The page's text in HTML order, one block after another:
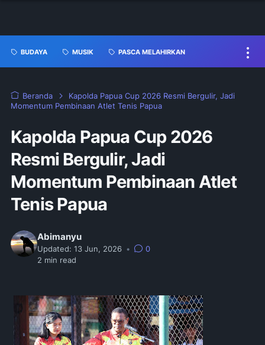
BUDAYA MUSIK PASCA MELAHIRKAN
Beranda
Kapolda Papua Cup 2026 Resmi Bergulir, Jadi
Momentum Pembinaan Atlet Tenis Papua
Kapolda Papua Cup 2026
Resmi Bergulir, Jadi
Momentum Pembinaan Atlet
Tenis Papua
Abimanyu
Updated: 13 Jun, 2026 •
0
2 min read